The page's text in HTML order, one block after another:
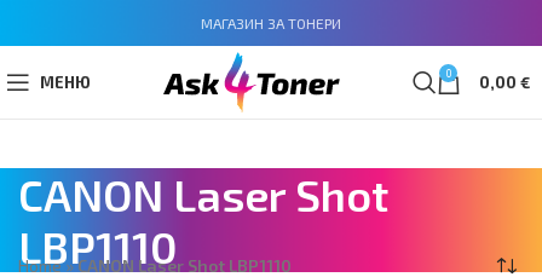
МАГАЗИН ЗА ТОНЕРИ
МЕНЮ 0 0,00 €
CANON Laser Shot
LBP1110
Home»CANON Laser Shot LBP1110